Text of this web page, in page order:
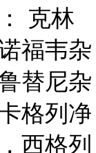
克林
福韦杂
替尼杂
格列净
西格列